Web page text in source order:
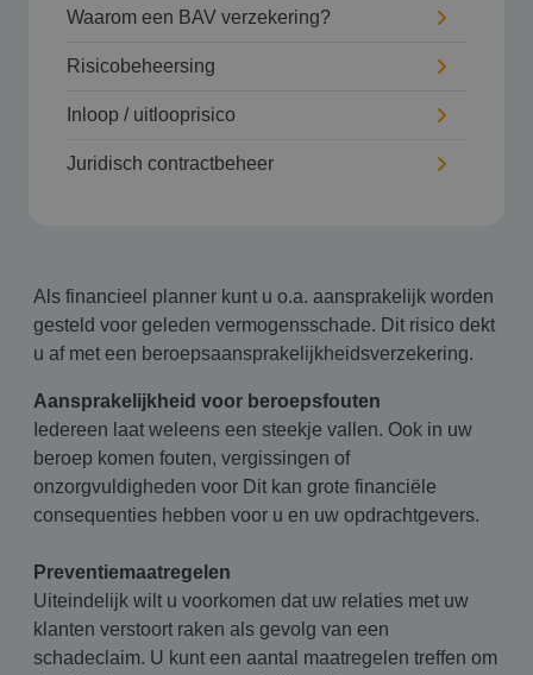
Waarom een BAV verzekering?
Risicobeheersing
Inloop / uitlooprisico
Juridisch contractbeheer
Als financieel planner kunt u o.a. aansprakelijk worden
gesteld voor geleden vermogensschade. Dit risico dekt
u af met een beroepsaansprakelijkheidsverzekering.
Aansprakelijkheid voor beroepsfouten
Iedereen laat weleens een steekje vallen. Ook in uw
beroep komen fouten, vergissingen of
onzorgvuldigheden voor Dit kan grote financiële
consequenties hebben voor u en uw opdrachtgevers.
Preventiemaatregelen
Uiteindelijk wilt u voorkomen dat uw relaties met uw
klanten verstoort raken als gevolg van een
schadeclaim. U kunt een aantal maatregelen treffen om